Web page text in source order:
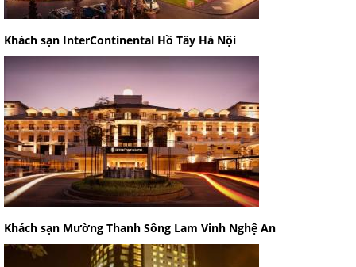
Khách sạn InterContinental Hồ Tây Hà Nội
Khách sạn Mường Thanh Sông Lam Vinh Nghệ An